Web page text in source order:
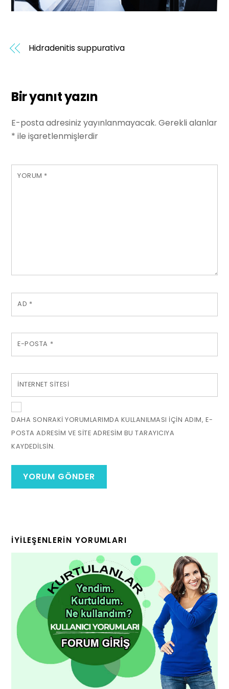
Hidradenitis suppurativa
Bir yanıt yazın
E-posta adresiniz yayınlanmayacak. Gerekli alanlar
* ile işaretlenmişlerdir
YORUM *
AD *
E-POSTA *
İNTERNET SITESI
DAHA SONRAKI YORUMLARIMDA KULLANILMASI IÇIN ADIM, E-
POSTA ADRESIM VE SITE ADRESIM BU TARAYICIYA
KAYDEDILSIN.
İYILEŞENLERIN YORUMLARI